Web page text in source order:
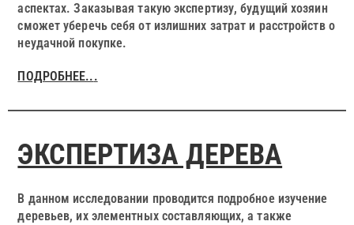
аспектах. Заказывая такую экспертизу, будущий хозяин
сможет уберечь себя от излишних затрат и расстройств о
неудачной покупке.
ПОДРОБНЕЕ...
ЭКСПЕРТИЗА ДЕРЕВА
В данном исследовании проводится подробное изучение
деревьев, их элементных составляющих, а также